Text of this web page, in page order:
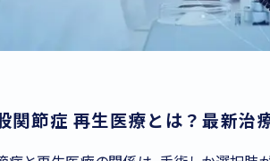
関節症 再生医療とは？最新治